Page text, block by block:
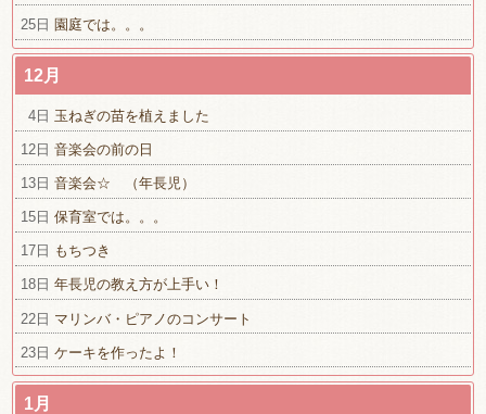
25日 園庭では。。。
12月
4日 玉ねぎの苗を植えました
12日 音楽会の前の日
13日 音楽会☆ （年長児）
15日 保育室では。。。
17日 もちつき
18日 年長児の教え方が上手い！
22日 マリンバ・ピアノのコンサート
23日 ケーキを作ったよ！
1月